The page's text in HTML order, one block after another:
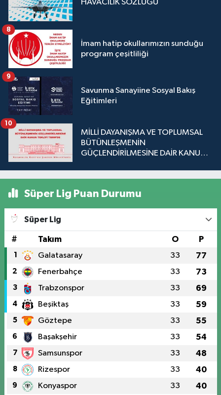
HAVACILIK SÖZLÜĞÜ
İmam hatip okullarımızın sunduğu
program çeşitliliği
8
Savunma Sanayiine Sosyal Bakış
Eğitimleri
9
MİLLİ DAYANIŞMA VE TOPLUMSAL
BÜTÜNLEŞMENİN
GÜÇLENDİRİLMESİNE DAİR KANUN
10
Süper Lig Puan Durumu
Süper Lig
# Takım O P
1 Galatasaray 33 77
2 Fenerbahçe 33 73
3 Trabzonspor 33 69
4 Beşiktaş 33 59
5 Göztepe 33 55
6 Başakşehir 33 54
7 Samsunspor 33 48
8 Rizespor 33 40
9 Konyaspor 33 40